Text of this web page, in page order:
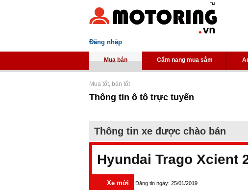
Đăng nhập
Mua bán Cẩm nang mua sắm
Mua tốt, bán tốt
Thông tin ô tô trực tuyến
Thông tin xe được chào bán
Hyundai Trago Xcient
Xe mới Đăng tin ngày: 25/01/2019